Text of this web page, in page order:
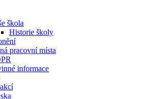
škola
Historie školy
pracovní místa
informace